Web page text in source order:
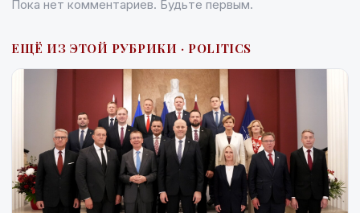
Пока нет комментариев. Будьте первым.
ЕЩЁ ИЗ ЭТОЙ РУБРИКИ · POLITICS